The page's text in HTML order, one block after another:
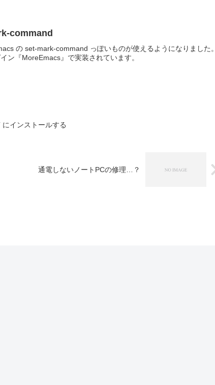
command
の set-mark-command っぽいものが使えるようになりました。
ン『MoreEmacs』で実装されています。
インストールする
通電しないノートPCの修理…？